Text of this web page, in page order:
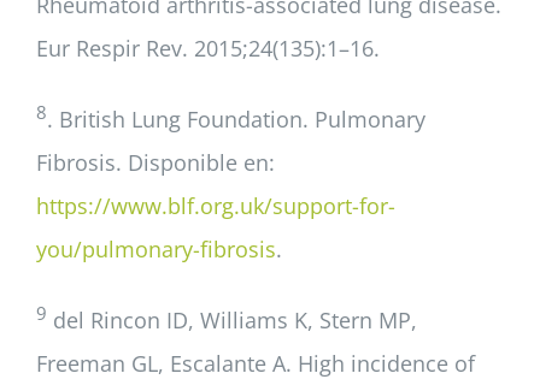
Eur Respir Rev. 2015;24(135):1–16.
8. British Lung Foundation. Pulmonary
Fibrosis. Disponible en:
https://www.blf.org.uk/support-for-
you/pulmonary-fibrosis.
9 del Rincon ID, Williams K, Stern MP,
Freeman GL, Escalante A. High incidence of